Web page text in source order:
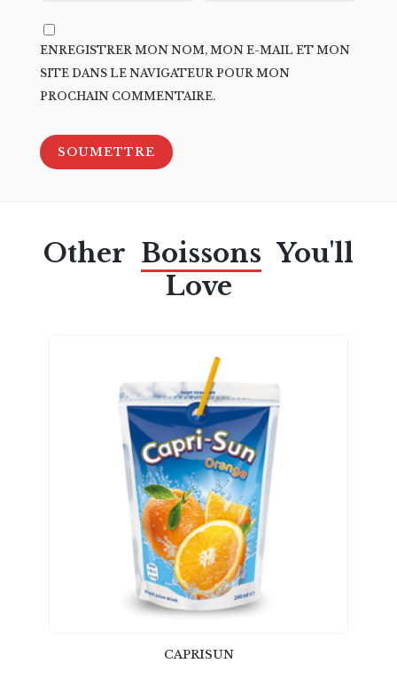
ENREGISTRER MON NOM, MON E-MAIL ET MON
SITE DANS LE NAVIGATEUR POUR MON
PROCHAIN COMMENTAIRE.
Other Boissons You'll
Love
CAPRISUN